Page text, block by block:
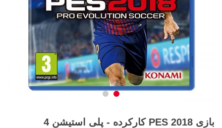
بازی PES 2018 کارکرده - پلی استیشن 4